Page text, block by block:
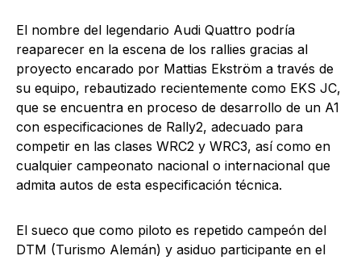
El nombre del legendario Audi Quattro podría
reaparecer en la escena de los rallies gracias al
proyecto encarado por Mattias Ekström a través de
su equipo, rebautizado recientemente como EKS JC,
que se encuentra en proceso de desarrollo de un A1
con especificaciones de Rally2, adecuado para
competir en las clases WRC2 y WRC3, así como en
cualquier campeonato nacional o internacional que
admita autos de esta especificación técnica.
El sueco que como piloto es repetido campeón del
DTM (Turismo Alemán) y asiduo participante en el